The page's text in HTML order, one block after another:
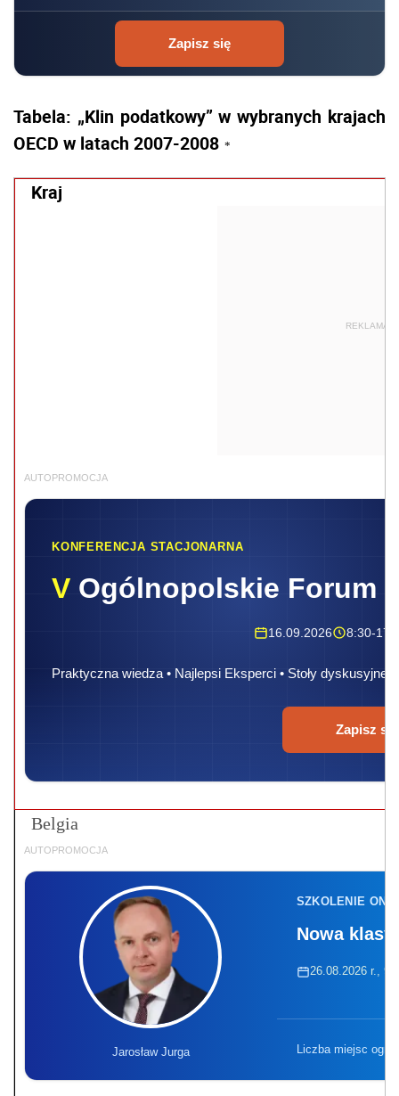
Zapisz się
Tabela: „Klin podatkowy” w wybranych krajach
OECD w latach 2007-2008 *
Kraj
REKLAMA
AUTOPROMOCJA
KONFERENCJA STACJONARNA
V Ogólnopolskie Forum
16.09.2026 8:30-
Praktyczna wiedza • Najlepsi Eksperci • Stoły dyskusyjne
Zapisz się
Belgia
AUTOPROMOCJA
Jarosław Jurga
SZKOLENIE
Nowa
26.08.2026 r.,
Liczba miejsc